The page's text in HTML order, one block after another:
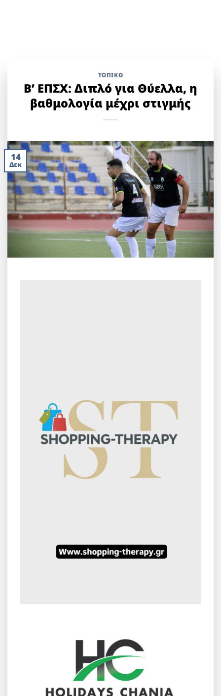
ΤΟΠΙΚΌ
Β’ ΕΠΣΧ: Διπλό για Θύελλα, η
βαθμολογία μέχρι στιγμής
14
Δεκ